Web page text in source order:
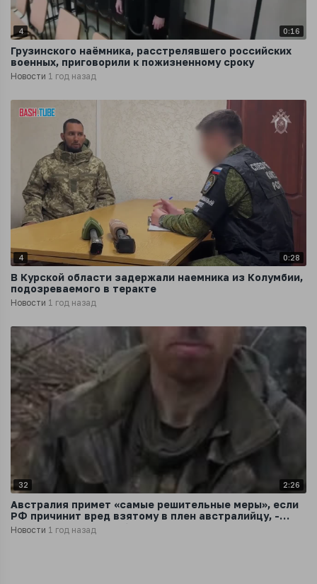
4 0:16
Грузинского наёмника, расстрелявшего российских
военных, приговорили к пожизненному сроку
Новости 1 год назад
4 0:28
В Курской области задержали наемника из Колумбии,
подозреваемого в теракте
Новости 1 год назад
32 2:26
Австралия примет «самые решительные меры», если
РФ причинит вред взятому в плен австралийцу, -
премьер страны Альбанезе
Новости 1 год назад